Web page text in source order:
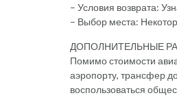
– Условия возврата:
– Выбор места:
ДОПОЛНИТЕЛЬНЫЕ
Помимо стоимости
аэропорту, трансфер
воспользоваться